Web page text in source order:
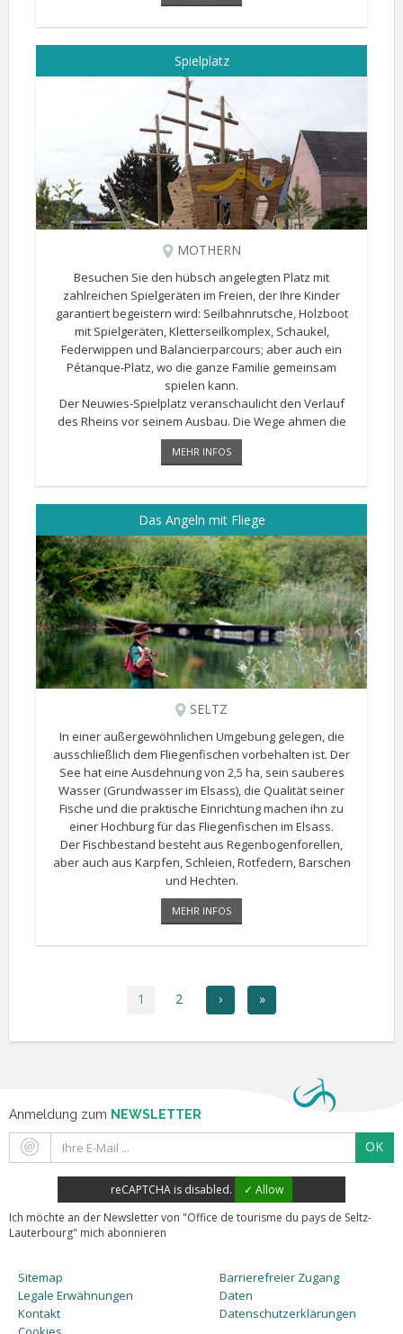
Spielplatz
MOTHERN
Besuchen Sie den hübsch angelegten Platz mit
zahlreichen Spielgeräten im Freien, der Ihre Kinder
garantiert begeistern wird: Seilbahnrutsche, Holzboot
mit Spielgeräten, Kletterseilkomplex, Schaukel,
Federwippen und Balancierparcours; aber auch ein
Pétanque-Platz, wo die ganze Familie gemeinsam
spielen kann.
Der Neuwies-Spielplatz veranschaulicht den Verlauf
des Rheins vor seinem Ausbau. Die Wege ahmen die
Mäander und Windungen des Rheins nach und lassen
Inseln entstehen [...]
MEHR INFOS
Das Angeln mit Fliege
SELTZ
In einer außergewöhnlichen Umgebung gelegen, die
ausschließlich dem Fliegenfischen vorbehalten ist. Der
See hat eine Ausdehnung von 2,5 ha, sein sauberes
Wasser (Grundwasser im Elsass), die Qualität seiner
Fische und die praktische Einrichtung machen ihn zu
einer Hochburg für das Fliegenfischen im Elsass.
Der Fischbestand besteht aus Regenbogenforellen,
aber auch aus Karpfen, Schleien, Rotfedern, Barschen
und Hechten.
Alle Angeltechniken sind erlaubt (Trockenfischen [...]
MEHR INFOS
1 2 › »
Anmeldung zum NEWSLETTER
OK
reCAPTCHA is disabled.
✓ Allow
Ich möchte an der Newsletter von "Office de tourisme du pays de Seltz-
Lauterbourg" mich abonnieren
Sitemap
Barrierefreier Zugang
Legale Erwähnungen
Daten
Kontakt
Datenschutzerklärungen